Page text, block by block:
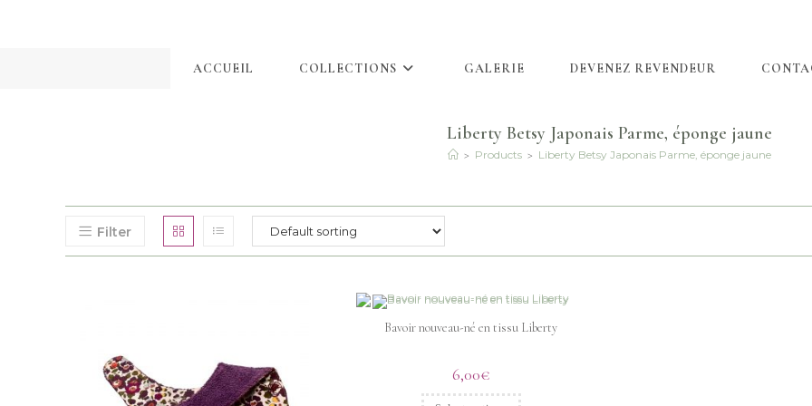
ACCUEIL COLLECTIONS GALERIE DEVENEZ REVENDEUR
Liberty Betsy Japonais Parme, éponge jaune
> Products > Liberty Betsy Japonais Parme, éponge jaune
Filter
Bavoir nouveau-né en tissu Liberty
6,00€